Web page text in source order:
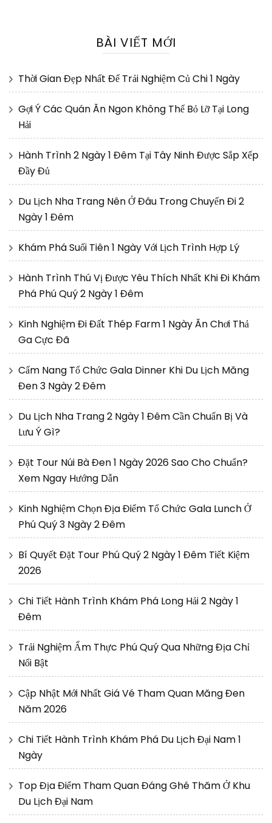
BÀI VIẾT MỚI
Thời Gian Đẹp Nhất Để Trải Nghiệm Củ Chi 1 Ngày
Gợi Ý Các Quán Ăn Ngon Không Thể Bỏ Lỡ Tại Long
Hải
Hành Trình 2 Ngày 1 Đêm Tại Tây Ninh Được Sắp Xếp
Đầy Đủ
Du Lịch Nha Trang Nên Ở Đâu Trong Chuyến Đi 2
Ngày 1 Đêm
Khám Phá Suối Tiên 1 Ngày Với Lịch Trình Hợp Lý
Hành Trình Thú Vị Được Yêu Thích Nhất Khi Đi Khám
Phá Phú Quý 2 Ngày 1 Đêm
Kinh Nghiệm Đi Đất Thép Farm 1 Ngày Ăn Chơi Thả
Ga Cực Đã
Cẩm Nang Tổ Chức Gala Dinner Khi Du Lịch Măng
Đen 3 Ngày 2 Đêm
Du Lịch Nha Trang 2 Ngày 1 Đêm Cần Chuẩn Bị Và
Lưu Ý Gì?
Đặt Tour Núi Bà Đen 1 Ngày 2026 Sao Cho Chuẩn?
Xem Ngay Hướng Dẫn
Kinh Nghiệm Chọn Địa Điểm Tổ Chức Gala Lunch Ở
Phú Quý 3 Ngày 2 Đêm
Bí Quyết Đặt Tour Phú Quý 2 Ngày 1 Đêm Tiết Kiệm
2026
Chi Tiết Hành Trình Khám Phá Long Hải 2 Ngày 1
Đêm
Trải Nghiệm Ẩm Thực Phú Quý Qua Những Địa Chỉ
Nổi Bật
Cập Nhật Mới Nhất Giá Vé Tham Quan Măng Đen
Năm 2026
Chi Tiết Hành Trình Khám Phá Du Lịch Đại Nam 1
Ngày
Top Địa Điểm Tham Quan Đáng Ghé Thăm Ở Khu
Du Lịch Đại Nam